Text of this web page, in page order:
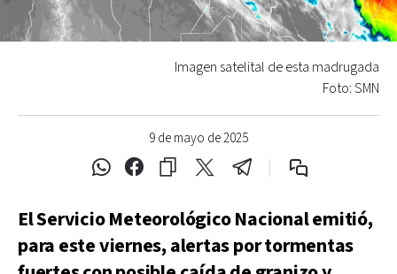
9 de mayo de 2025
Imagen satelital de esta madrugada
Foto: SMN
El Servicio Meteorológico Nacional emitió,
para este viernes, alertas por tormentas